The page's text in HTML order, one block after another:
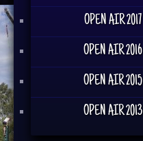
OPEN AIR 2017
OPEN AIR 2016
OPEN AIR 2015
OPEN AIR 2013